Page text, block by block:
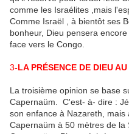
comme les Israélites ,mais
Comme Israël , à bientôt ses
bonheur, Dieu pensera
face vers le Congo.
3-LA PRÉSENCE DE DIEU
La troisième opinion se base
Capernaüm. C'est- à- dire :
son enfance à Nazareth,
Capernaüm à 50 mètres de la